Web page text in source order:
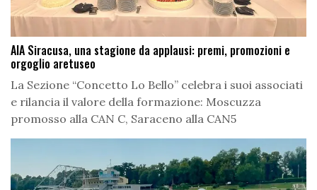
AIA Siracusa, una stagione da applausi: premi, promozioni e
orgoglio aretuseo
La Sezione “Concetto Lo Bello” celebra i suoi associati
e rilancia il valore della formazione: Moscuzza
promosso alla CAN C, Saraceno alla CAN5